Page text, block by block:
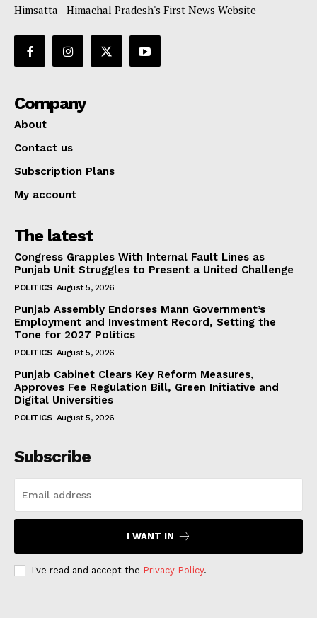
Himsatta - Himachal Pradesh's First News Website
Company
About
Contact us
Subscription Plans
My account
The latest
Congress Grapples With Internal Fault Lines as
Punjab Unit Struggles to Present a United Challenge
POLITICS August 5, 2026
Punjab Assembly Endorses Mann Government’s
Employment and Investment Record, Setting the
Tone for 2027 Politics
POLITICS August 5, 2026
Punjab Cabinet Clears Key Reform Measures,
Approves Fee Regulation Bill, Green Initiative and
Digital Universities
POLITICS August 5, 2026
Subscribe
I WANT IN
I've read and accept the Privacy Policy.